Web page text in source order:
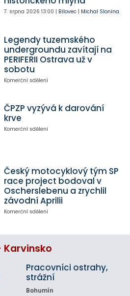
7. srpna 2026 13:00 | Bílovec| Michal Slonina
Legendy tuzemského
undergroundu zavítají na
PERIFERII Ostrava už v
sobotu
Komerční sdělení
ČPZP vyzývá k darování
krve
Komerční sdělení
Český motocyklový tým SP
race project bodoval v
Oscherslebenu a zrychlil
závodní Aprilii
Komerční sdělení
Pracovníci ostrahy,
strážní
Bohumín